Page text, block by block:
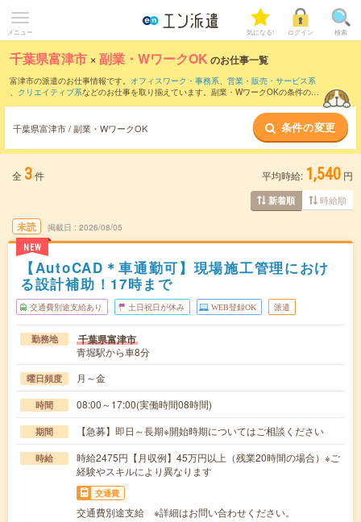
メニュー 気になる! ログイン 検索
千葉県富津市 ×副業・WワークOK のお仕事一覧
富津市の派遣のお仕事情報です。 オフィスワーク・事務系、 営業・販売・サービス系
、 クリエイティブ系などのお仕事を取り揃えています。副業・WワークOKの条件の他
千葉県富津市 / 副業・WワークOK 条件の変更
全 3件 平均時給: 1,540 円
新着順 時給順
未読
NEW
掲載日 2026/08/05
【AutoCAD＊車通勤可】現場施工管理におけ
る設計補助！17時まで
交通費別途支給あり 土日祝日が休み WEB登録OK 派遣
勤務地 千葉県富津市
青堀駅から車8分
曜日頻度 月～金
時間 08:00～17:00(実働時間08時間)
期間 【急募】即日～長期※開始時期についてはご相談ください
時給
時給2475円【月収例】45万円以上（残業20時間の場合）※ご
経験やスキルにより異なります
交通費
交通費別途支給 ※詳細はお問い合わせください。